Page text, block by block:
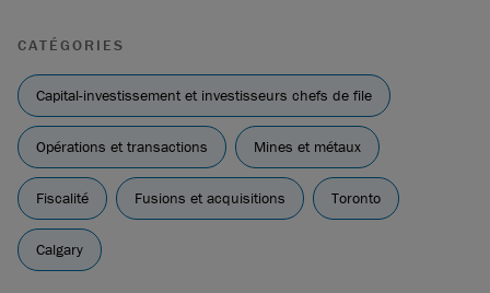
CATÉGORIES
Capital-investissement et investisseurs chefs de file
Opérations et transactions Mines et métaux
Fiscalité Fusions et acquisitions Toronto
Calgary